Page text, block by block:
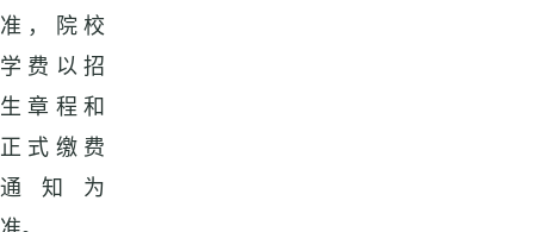
准，院校
学费以招
生章程和
正式缴费
通知为